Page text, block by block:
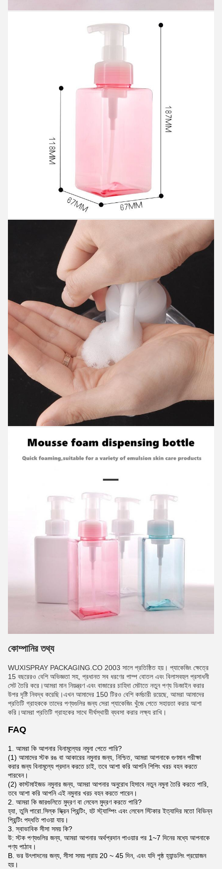
কোম্পানির তথ্য
WUXISPRAY PACKAGING.CO 2003 সালে প্রতিষ্ঠিত হয়। প্যাকেজিং ক্ষেত্রে
15 বছরেরও বেশি অভিজ্ঞতা সহ, প্রধানত সব ধরণের পাম্প বোতল এবং বিলাসবহুল প্রসাধনী
সেট তৈরি করে।আমরা মান নিয়ন্ত্রণ এবং বাজারের চাহিদা মেটাতে নতুন পণ্য ডিজাইন করার
উপর দৃষ্টি নিবদ্ধ করেছি।এখন আমাদের 150 টিরও বেশি কর্মচারী রয়েছে, আমরা আমাদের
প্রতিটি গ্রাহককে তাদের পণ্যগুলির জন্য সেরা প্যাকেজিং খুঁজে পেতে সহায়তা করার আশা
করি।আমরা প্রতিটি গ্রাহকের সাথে দীর্ঘস্থায়ী ব্যবসা করার লক্ষ্য রাখি।
FAQ
1. আমরা কি আপনার বিনামূল্যের নমুনা পেতে পারি?
(1) আমাদের স্টক রঙ বা আকারের নমুনার জন্য, নিশ্চিত, আমরা আপনাকে গুণমান পরীক্ষা
করার জন্য বিনামূল্যে প্রদান করতে চাই, তবে আশা করি আপনি শিপিং খরচ বহন করতে
পারবেন।
(2) কাস্টমাইজড নমুনার জন্য, আমরা আপনার অনুরোধ হিসাবে নতুন নমুনা তৈরি করতে পারি,
তবে আশা করি আপনি এই নমুনার খরচ বহন করতে পারেন।
2. আমরা কি জারগুলিতে মুদ্রণ বা লেবেল মুদ্রণ করতে পারি?
হ্যা, তুমি পারো.সিল্ক স্ক্রিন প্রিন্টিং, হট স্ট্যাম্পিং এবং লেবেল স্টিকার ইত্যাদির মতো বিভিন্ন
প্রিন্টিং পদ্ধতি পাওয়া যায়।
3. স্বাভাবিক সীসা সময় কি?
উ: স্টক পণ্যগুলির জন্য, আমরা আপনার অর্থপ্রদান পাওয়ার পর 1~7 দিনের মধ্যে আপনাকে
পণ্য পাঠাব।
B. ভর উৎপাদনের জন্য, সীসা সময় প্রায় 20 ~ 45 দিন, এবং যদি পৃষ্ঠ হ্যান্ডলিং প্রয়োজন
হয়।